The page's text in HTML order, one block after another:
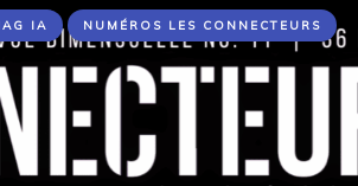
IA NUMÉROS LES CONNECTEURS